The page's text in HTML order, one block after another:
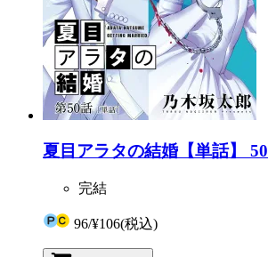
夏目アラタの結婚【単話】 50
完結
96/¥106(税込)